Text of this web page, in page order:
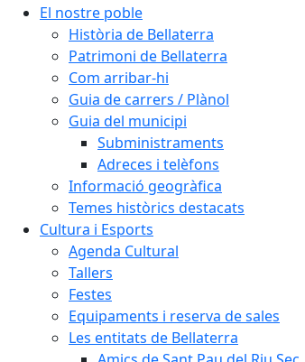
El nostre poble
Història de Bellaterra
Patrimoni de Bellaterra
Com arribar-hi
Guia de carrers / Plànol
Guia del municipi
Subministraments
Adreces i telèfons
Informació geogràfica
Temes històrics destacats
Cultura i Esports
Agenda Cultural
Tallers
Festes
Equipaments i reserva de sales
Les entitats de Bellaterra